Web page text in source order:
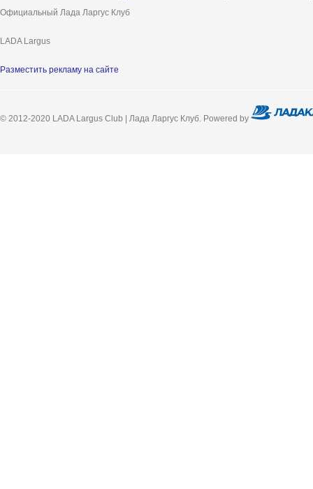
Официальный Лада Ларгус Клуб
LADA Largus
Разместить рекламу на сайте
© 2012-2020 LADA Largus Club | Лада Ларгус Клуб. Powered by